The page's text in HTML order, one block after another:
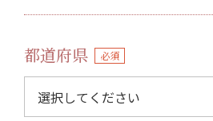
都道府県 必須